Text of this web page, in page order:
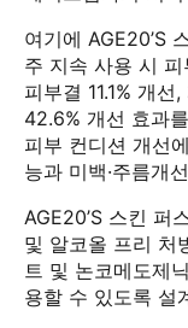
여기에 AGE20’S
주 지속 사용 시
피부결 11.1% 개
42.6% 개선 효과
피부 컨디션 개선
능과 미백·주름개
AGE20’S 스킨 퍼
및 알코올 프리 처
트 및 논코메도제
용할 수 있도록 설